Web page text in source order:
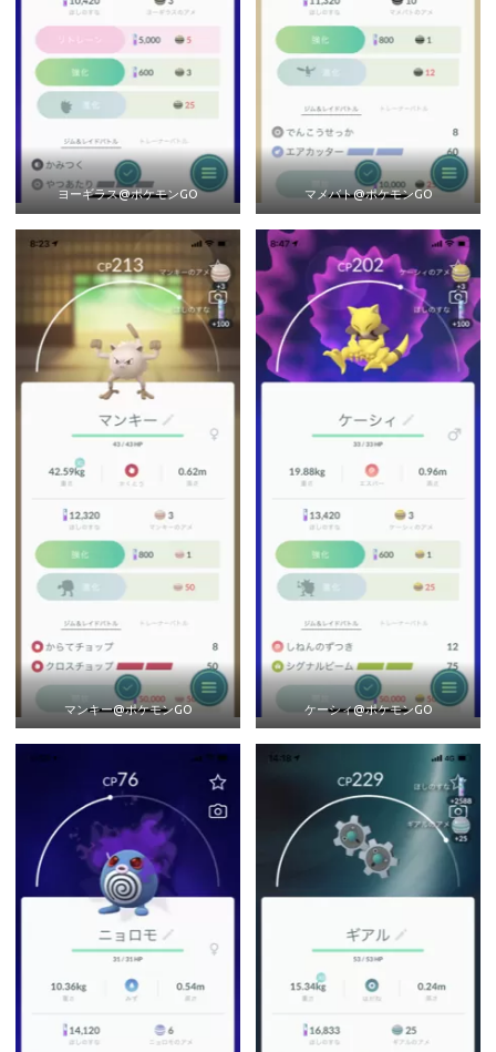
ヨーギラス@ポケモンGO マメバト@ポケモンGO
マンキー@ポケモンGO ケーシィ@ポケモンGO